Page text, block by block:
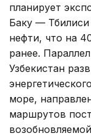
планирует
Баку —
нефти, что на
ранее.
Узбекистан
море,
маршрутов